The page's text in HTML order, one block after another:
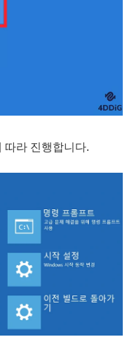
라 진행합니다.